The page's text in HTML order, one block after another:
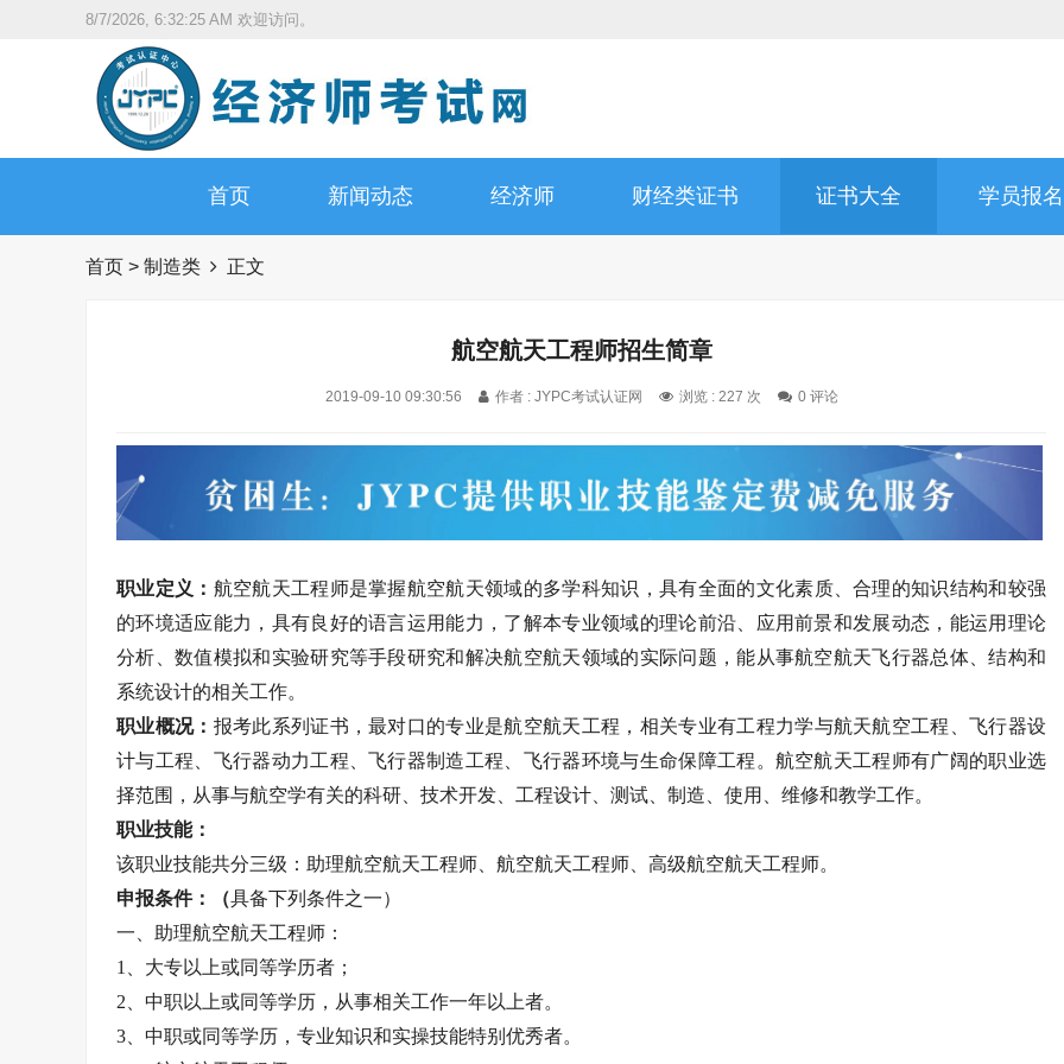
8/7/2026, 6:32:26 AM 欢迎访问。
首页 新闻动态 经济师 财经类证书 证书大全 学员报名
首页 > 制造类 正文
航空航天工程师招生简章
2019-09-10 09:30:56 作者 : JYPC考试认证网 浏览 : 227 次 0 评论
职业定义： 航空航天工程师是掌握航空航天领域的多学科知识，具有全面的文化素质、合理的知识结构和较强
的环境适应能力，具有良好的语言运用能力，了解本专业领域的理论前沿、应用前景和发展动态，能运用理论
分析、数值模拟和实验研究等手段研究和解决航空航天领域的实际问题，能从事航空航天飞行器总体、结构和
系统设计的相关工作。
职业概况： 报考此系列证书，最对口的专业是航空航天工程，相关专业有工程力学与航天航空工程、飞行器设
计与工程、飞行器动力工程、飞行器制造工程、飞行器环境与生命保障工程。航空航天工程师有广阔的职业选
择范围，从事与航空学有关的科研、技术开发、工程设计、测试、制造、使用、维修和教学工作。
职业技能：
该职业技能共分三级：助理航空航天工程师、航空航天工程师、高级航空航天工程师。
申报条件：（具备下列条件之一）
一、助理航空航天工程师：
1、大专以上或同等学历者；
2、中职以上或同等学历，从事相关工作一年以上者。
3、中职或同等学历，专业知识和实操技能特别优秀者。